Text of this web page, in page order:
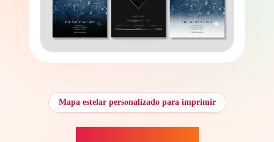
Mapa estelar personalizado para imprimir